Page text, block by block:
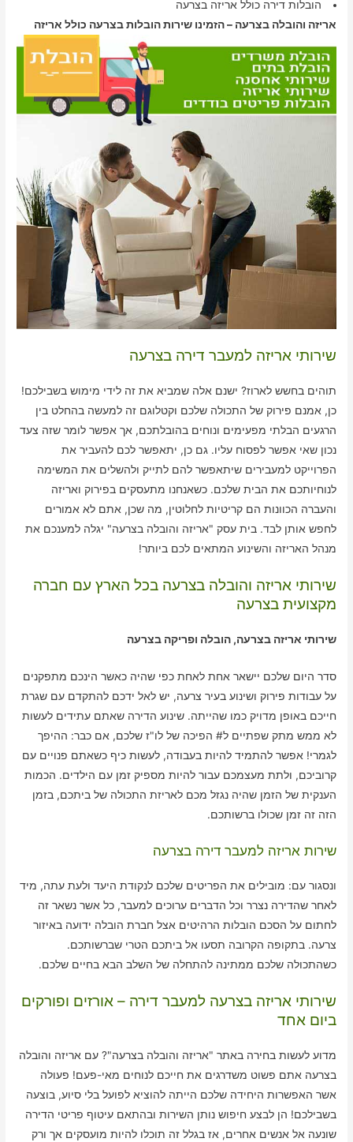
הובלות דירה כולל אריזה בצרעה
אריזה והובלה בצרעה – הזמינו שירות הובלות בצרעה כולל אריזה
שירותי אריזה למעבר דירה בצרעה
תוהים בחשש לארוז? ישנם אלה שמביא את זה לידי מימוש בשבילכם!
כן, אמנם פירוק של התכולה שלכם וקטלוגם זה למעשה בהחלט בין
הרגעים הבלתי מפעימים ונוחים בהובלתכם, אך אפשר לומר שזה צעד
נכון שאי אפשר לפסוח עליו. גם כן, יתאפשר לכם להעביר את
הפרוייקט למעבירים שיתאפשר להם לתייק ולהשלים את המשימה
לנוחיותכם את הבית שלכם. כשאנחנו מתעסקים בפירוק ואריזה
והעברה הכוונות הם קריטיות לחלוטין, מה שכן, אתם לא אמורים
לחפש אותן לבד. בית עסק "אריזה והובלה בצרעה" יגלה למענכם את
מנהל האריזה והשינוע המתאים לכם ביותר!
שירותי אריזה והובלה בצרעה בכל הארץ עם חברה
מקצועית בצרעה
שירותי אריזה בצרעה, הובלה ופריקה בצרעה
סדר היום שלכם יישאר אחת לאחת כפי שהיה כאשר הינכם מתפקנים
על עבודות פירוק ושינוע בעיר צרעה, יש לאל ידכם להתקדם עם שגרת
חייכם באופן מדויק כמו שהייתה. שינוע הדירה שאתם עתידים לעשות
לא ממש מתק שפתיים ל# הפיכה של לו"ז שלכם, אם כבר: ההיפך
לגמרי! אפשר להתמיד להיות בעבודה, לעשות כיף כשאתם פנויים עם
קרוביכם, ולתת מעצמכם עבור להיות מספיק זמן עם הילדים. הכמות
הענקית של הזמן שהיה נגזל מכם לאריזת התכולה של ביתכם, בזמן
הזה זה זמן שכולו ברשותכם.
שירות אריזה למעבר דירה בצרעה
ונסגור עם: מובילים את הפריטים שלכם לנקודת היעד ולעת עתה, מיד
לאחר שהדירה נצרר וכל הדברים ערוכים למעבר, כל אשר נשאר זה
לחתום על הסכם הובלות הרהיטים אצל חברת הובלה ידועה באיזור
צרעה. בתקופה הקרובה תסעו אל ביתכם הטרי שברשותכם.
כשהתכולה שלכם ממתינה להתחלה של השלב הבא בחיים שלכם.
שירותי אריזה בצרעה למעבר דירה – אורזים ופורקים
ביום אחד
מדוע לעשות בחירה באתר "אריזה והובלה בצרעה"? עם אריזה והובלה
בצרעה אתם פשוט משדרגים את חייכם לנוחים מאי-פעם! פעולה
אשר האפשרות היחידה שלכם הייתה להוציא לפועל בלי סיוע, בוצעה
בשבילכם! הן לבצע חיפוש נותן השירות ובהתאם עיטוף פריטי הדירה
שונעה אל אנשים אחרים, אז בגלל זה תוכלו להיות מועסקים אך ורק